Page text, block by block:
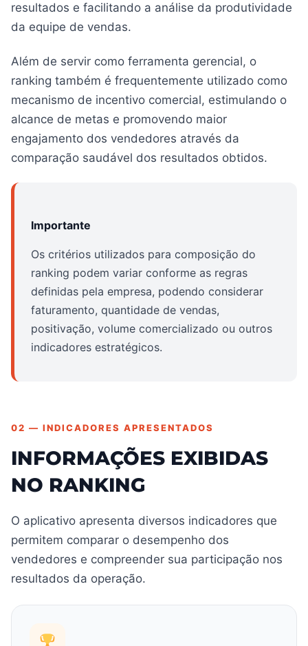
resultados e facilitando a análise da produtividade
da equipe de vendas.
Além de servir como ferramenta gerencial, o
ranking também é frequentemente utilizado como
mecanismo de incentivo comercial, estimulando o
alcance de metas e promovendo maior
engajamento dos vendedores através da
comparação saudável dos resultados obtidos.
Importante
Os critérios utilizados para composição do
ranking podem variar conforme as regras
definidas pela empresa, podendo considerar
faturamento, quantidade de vendas,
positivação, volume comercializado ou outros
indicadores estratégicos.
02 — INDICADORES APRESENTADOS
INFORMAÇÕES EXIBIDAS
NO RANKING
O aplicativo apresenta diversos indicadores que
permitem comparar o desempenho dos
vendedores e compreender sua participação nos
resultados da operação.